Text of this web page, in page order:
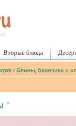
Вторые блюда
‹ Блины, блинчики и
"